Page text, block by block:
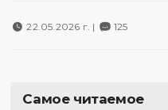
22.05.2026 г. | 125
Самое читаемое